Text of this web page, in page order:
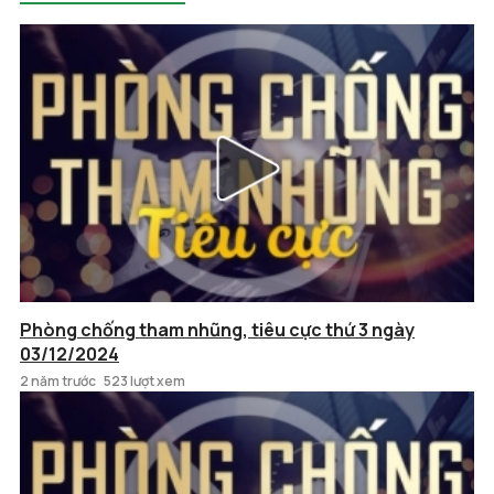
Phòng chống tham nhũng, tiêu cực thứ 3 ngày
03/12/2024
2 năm trước 523 lượt xem